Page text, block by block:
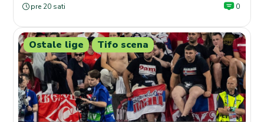
pre 20 sati 0
Ostale lige Tifo scena